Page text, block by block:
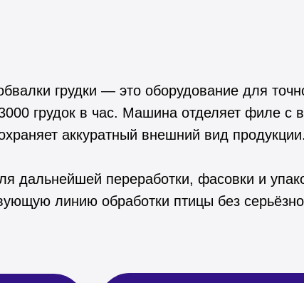
грудки — это оборудование для
грудок в час. Машина отделяет филе
аккуратный внешний вид продукции.
дальнейшей переработки, фасовки и
линию обработки птицы без